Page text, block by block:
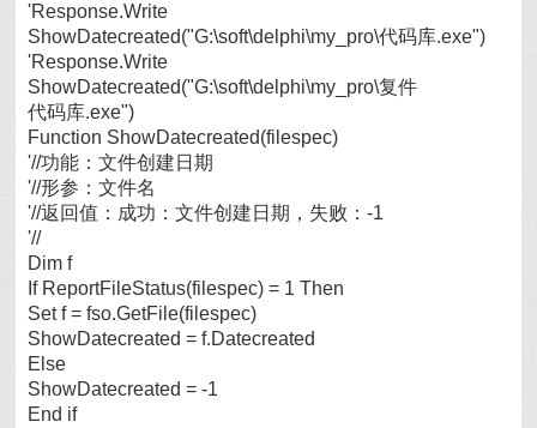
'Response.Write
ShowDatecreated("G:\soft\delphi\my_pro\代码库.exe")
'Response.Write
ShowDatecreated("G:\soft\delphi\my_pro\复件
代码库.exe")
Function ShowDatecreated(filespec)
'//功能：文件创建日期
'//形参：文件名
'//返回值：成功：文件创建日期，失败：-1
'//
Dim f
If ReportFileStatus(filespec) = 1 Then
Set f = fso.GetFile(filespec)
ShowDatecreated = f.Datecreated
Else
ShowDatecreated = -1
End if